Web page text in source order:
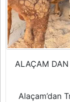
ALAÇAM DAN
Alaçam’dan